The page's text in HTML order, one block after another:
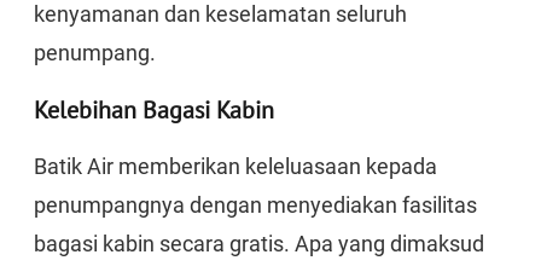
kenyamanan dan keselamatan seluruh
penumpang.
Kelebihan Bagasi Kabin
Batik Air memberikan keleluasaan kepada
penumpangnya dengan menyediakan fasilitas
bagasi kabin secara gratis. Apa yang dimaksud